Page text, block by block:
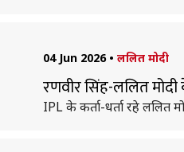
04 Jun 2026 • ललित मोदी
रणवीर सिंह-ललित
IPL के कर्ता-धर्ता रहे ललित